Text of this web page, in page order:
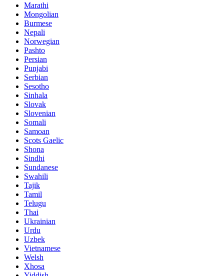
Marathi
Mongolian
Burmese
Nepali
Norwegian
Pashto
Persian
Punjabi
Serbian
Sesotho
Sinhala
Slovak
Slovenian
Somali
Samoan
Scots Gaelic
Shona
Sindhi
Sundanese
Swahili
Tajik
Tamil
Telugu
Thai
Ukrainian
Urdu
Uzbek
Vietnamese
Welsh
Xhosa